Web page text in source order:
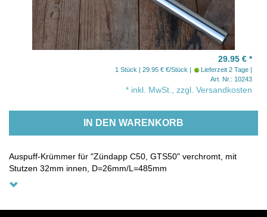
29.95 € *
1 Stück | 29.95 € €/Stück
Lieferzeit 2 Tage
Art. Nr.: 10243
* inkl. MwSt., zzgl. Versandkosten
IN DEN WARENKORB
Auspuff-Krümmer für "Zündapp C50, GTS50" verchromt, mit
Stutzen 32mm innen, D=26mm/L=485mm